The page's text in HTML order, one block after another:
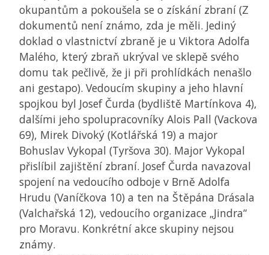
okupantům a pokoušela se o získání zbraní (Z
dokumentů není známo, zda je měli. Jediný
doklad o vlastnictví zbraně je u Viktora Adolfa
Malého, který zbraň ukrýval ve sklepě svého
domu tak pečlivě, že ji při prohlídkách nenašlo
ani gestapo). Vedoucím skupiny a jeho hlavní
spojkou byl Josef Čurda (bydliště Martínkova 4),
dalšími jeho spolupracovníky Alois Pall (Vackova
69), Mirek Divoký (Kotlářská 19) a major
Bohuslav Vykopal (Tyršova 30). Major Vykopal
přislíbil zajištění zbraní. Josef Čurda navazoval
spojení na vedoucího odboje v Brně Adolfa
Hrudu (Vaníčkova 10) a ten na Štěpána Drásala
(Valchařská 12), vedoucího organizace „Jindra“
pro Moravu. Konkrétní akce skupiny nejsou
známy.